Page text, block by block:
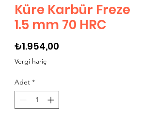
Küre Karbür Freze
1.5 mm 70 HRC
₺1.954,00
Vergi hariç
Adet *